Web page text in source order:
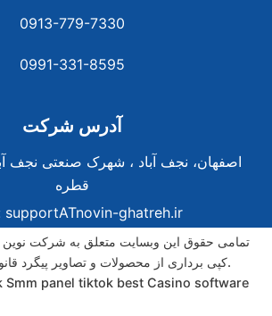
0913-779-7330
0991-331-8595
آدرس شرکت
اصفهان، نجف آباد ، شهرک صنعتی نجف
قطره
supportATnovin-ghatreh.ir
تمامی حقوق این وبسایت متعلق به شرکت نوین
کپی برداری از محصولات و تصاویر پیگرد قانونی خواهد داشت.
Smm panel tiktok best Casino software